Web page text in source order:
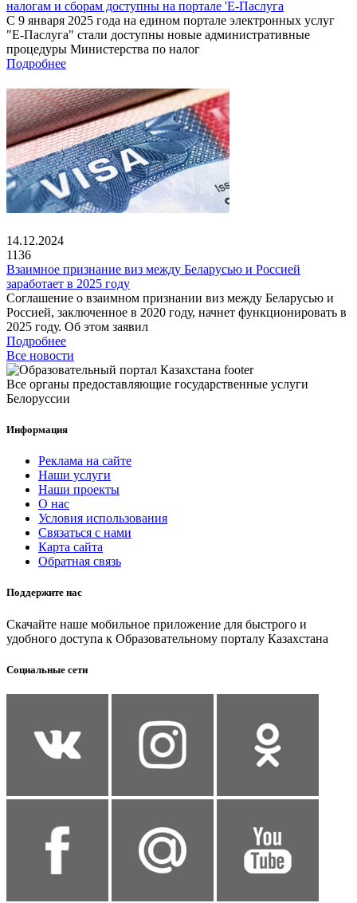
налогам и сборам доступны на портале 'Е-Паслуга
С 9 января 2025 года на едином портале электронных услуг
"Е-Паслуга" стали доступны новые административные
процедуры Министерства по налог
Подробнее
14.12.2024
1136
Взаимное признание виз между Беларусью и Россией
заработает в 2025 году
Соглашение о взаимном признании виз между Беларусью и
Россией, заключенное в 2020 году, начнет функционировать в
2025 году. Об этом заявил
Подробнее
Все новости
Все органы предоставляющие государственные услуги
Белоруссии
Информация
Реклама на сайте
Наши услуги
Наши проекты
О нас
Условия использования
Связаться с нами
Карта сайта
Обратная связь
Поддержите нас
Скачайте наше мобильное приложение для быстрого и
удобного доступа к Образовательному порталу Казахстана
Социальные сети